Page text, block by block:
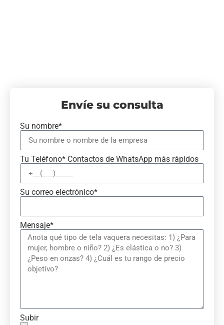
Envíe su consulta
Su nombre*
Tu Teléfono* Contactos de WhatsApp más rápidos
Su correo electrónico*
Mensaje*
Subir